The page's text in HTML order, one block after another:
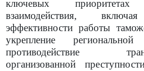
ключевых приоритетах
взаимодействия,
эффективности работы
укрепление региональной
противодействие
организованной